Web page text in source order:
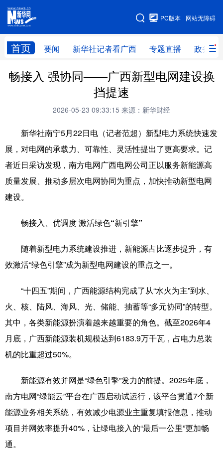
网站无障碍
PC版本
首页 要闻 新华社记者看广西 专题直播 政务信
网站地图
广西频道
新华社记者 专题直播
新华网导航
学习进行时 高层 时政 人事
台湾 思客智库 全球连线
健康 军事 访谈
食品 人居 信息化 乡村振兴
溯源中国 城市 旅游 能源
会展 彩票 娱乐 时尚
亚太网 上市公司 文化产业
地方频道
畅接入 强协同——广西新型电网建设换
挡提速
2026-05-23 09:33:15 来源：新华财经
新华社南宁5月22日电（记者范超）新型电力系统快速发
展，对电网的承载力、可靠性、灵活性提出了更高要求。记
者近日采访发现，南方电网广西电网公司正以服务新能源高
质量发展、推动多层次电网协同为重点，加快推动新型电网
建设。
畅接入、优调度 激活绿色“新引擎”
随着新型电力系统建设推进，新能源占比逐步提升，有
效激活“绿色引擎”成为新型电网建设的重点之一。
“十四五”期间，广西能源结构完成了从“水火为主”到水、
火、核、陆风、海风、光、储能、抽蓄等“多元协同”的转型。
其中，各类新能源扮演着越来越重要的角色。截至2026年4
月底，广西新能源装机规模达到6183.9万千瓦，占电力总装
机的比重超过50%。
新能源有效并网是“绿色引擎”发力的前提。2025年底，
南方电网“绿能云”平台在广西启动试运行，该平台贯通7个新
能源业务相关系统，有效减少电源业主重复填报信息，推动
项目并网效率提升40%，让绿电接入的“最后一公里”更加畅
通。